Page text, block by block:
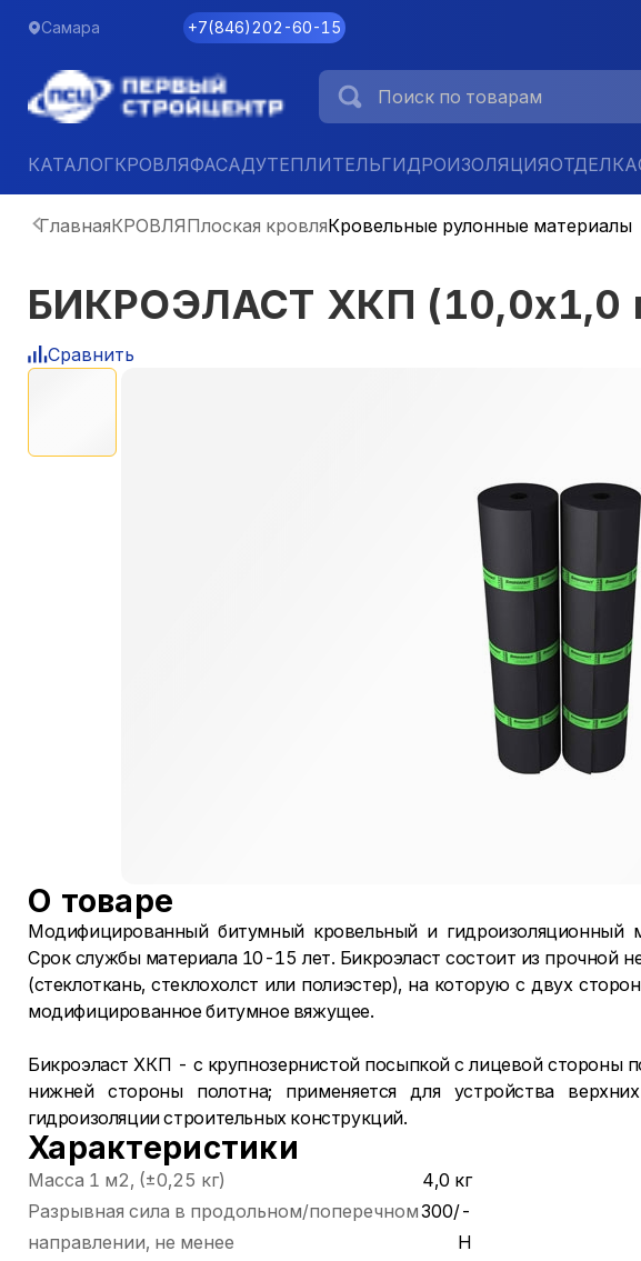
Самара +7(846)202-60-15
КАТАЛОГКРОВЛЯФАСАДУТЕПЛИТЕЛЬГИДРОИЗОЛЯЦИЯОТДЕЛКА
ГлавнаяКРОВЛЯПлоская кровляКровельные рулонные материалы
БИКРОЭЛАСТ ХКП (10,0х1,0
Сравнить
О товаре
Модифицированный битумный кровельный и гидроизоляционный
Срок службы материала 10-15 лет. Бикроэласт состоит из прочной
(стеклоткань, стеклохолст или полиэстер), на которую с двух
модифицированное битумное вяжущее.
Бикроэласт ХКП - с крупнозернистой посыпкой с лицевой стороны
нижней стороны полотна; применяется для устройства
гидроизоляции строительных конструкций.
Характеристики
Масса 1 м2, (±0,25 кг)
4,0 кг
Разрывная сила в продольном/поперечном
направлении, не менее
300/-
Н